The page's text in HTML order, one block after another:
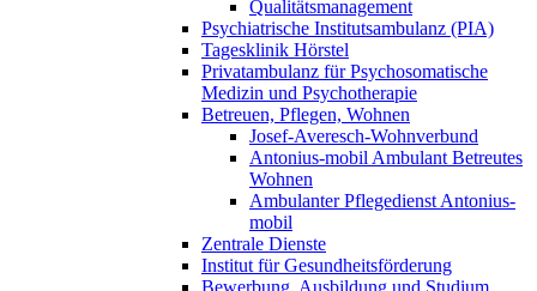
Qualitätsmanagement
Psychiatrische Institutsambulanz (PIA)
Tagesklinik Hörstel
Privatambulanz für Psychosomatische
Medizin und Psychotherapie
Betreuen, Pflegen, Wohnen
Josef-Averesch-Wohnverbund
Antonius-mobil Ambulant Betreutes
Wohnen
Ambulanter Pflegedienst Antonius-
mobil
Zentrale Dienste
Institut für Gesundheitsförderung
Bewerbung, Ausbildung und Studium